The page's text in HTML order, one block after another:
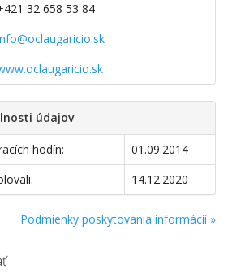
32 658 53 84
údajov
hodín:
01.09.2014
14.12.2020
Podmienky poskytovania informácií »